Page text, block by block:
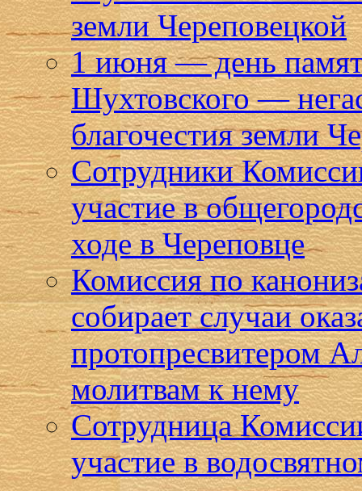
земли Череповецкой
1 июня — день
Шухтовского —
благочестия земли
Сотрудники
участие в
ходе в Череповце
Комиссия по
собирает случаи
протопресвитером
молитвам к нему
Сотрудница
участие в